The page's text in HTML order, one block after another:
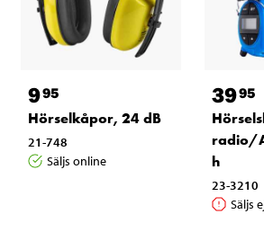
995
Hörselkåpor, 24 dB
21-748
Säljs online
3995
radio/
h
23-3210
Säljs